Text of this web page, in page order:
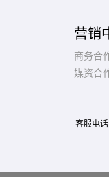
营销
商务合
媒资合
客服电